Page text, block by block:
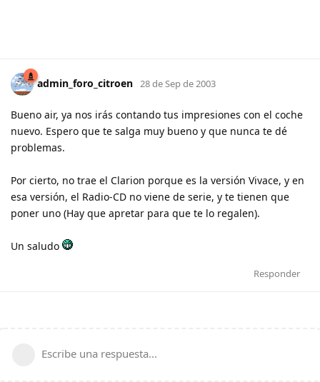
admin_foro_citroen 28 de Sep de 2003
Bueno air, ya nos irás contando tus impresiones con el coche
nuevo. Espero que te salga muy bueno y que nunca te dé
problemas.
Por cierto, no trae el Clarion porque es la versión Vivace, y en
esa versión, el Radio-CD no viene de serie, y te tienen que
poner uno (Hay que apretar para que te lo regalen).
Un saludo
Responder
Escribe una respuesta...